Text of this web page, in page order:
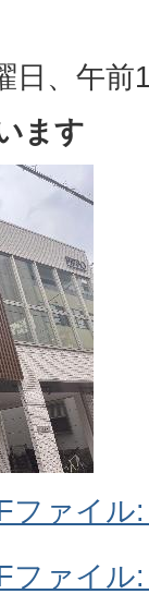
日、午前
ます
ファイル
ファイル